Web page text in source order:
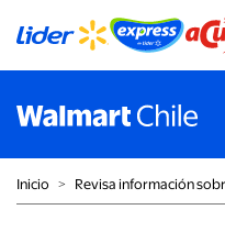
Inicio ˃ Revisa información